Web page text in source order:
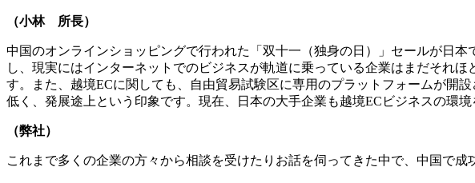
（小林 所長）
中国のオンラインショッピングで行われた「双十一（独身の日）」セールが日
し、現実にはインターネットでのビジネスが軌道に乗っている企業はまだそれ
す。また、越境ECに関しても、自由貿易試験区に専用のプラットフォームが開
低く、発展途上という印象です。現在、日本の大手企業も越境ECビジネスの環
（弊社）
これまで多くの企業の方々から相談を受けたりお話を伺ってきた中で、中国で成